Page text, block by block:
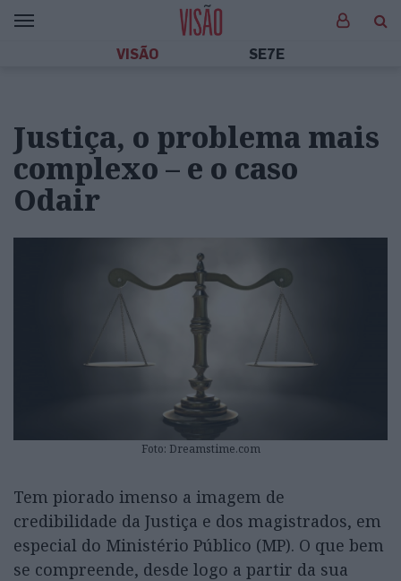
VISÃO SE7E
Justiça, o problema mais
complexo – e o caso
Odair
Foto: Dreamstime.com
Tem piorado imenso a imagem de
credibilidade da Justiça e dos magistrados, em
especial do Ministério Público (MP). O que bem
se compreende, desde logo a partir da sua